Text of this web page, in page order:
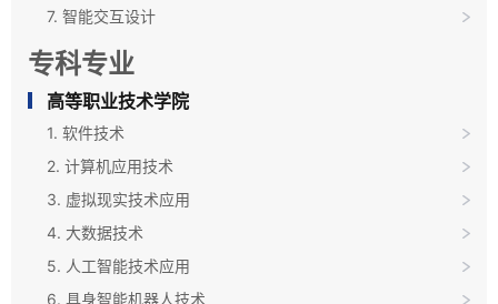
7. 智能交互设计
专科专业
高等职业技术学院
1. 软件技术
2. 计算机应用技术
3. 虚拟现实技术应用
4. 大数据技术
5. 人工智能技术应用
6. 具身智能机器人技术